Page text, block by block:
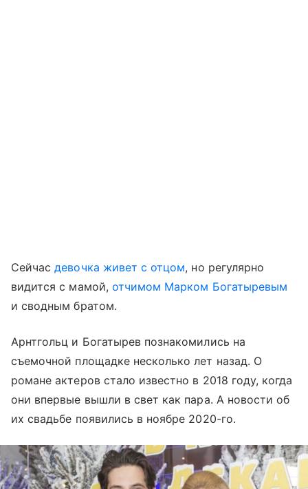
Сейчасдевочка живет с отцом, но регулярно
видится с мамой, отчимом Марком Богатыревым
и сводным братом.
Арнтгольц и Богатырев познакомились на
съемочной площадке несколько лет назад. О
романе актеров стало известно в 2018 году, когда
они впервые вышли в свет как пара. А новости об
их свадьбе появились в ноябре 2020-го.